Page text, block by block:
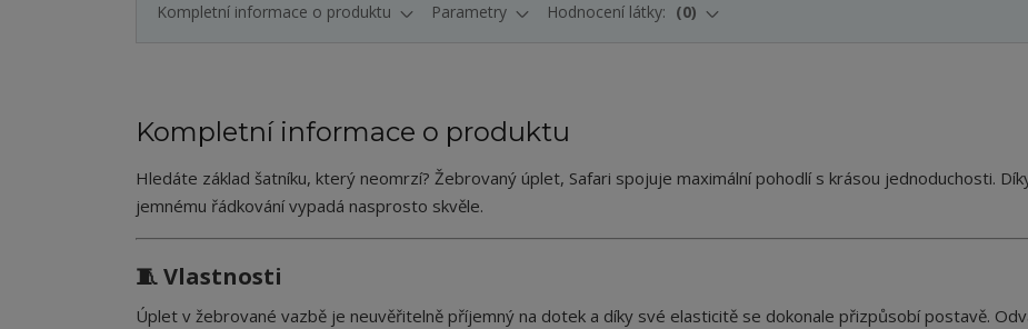
Kompletní informace o produktu Parametry Hodnocení látky: 0
Kompletní informace o produktu
Hledáte základ šatníku, který neomrzí? Žebrovaný úplet, Safari spojuje maximální pohodlí s krásou jednoduchosti.
jemnému řádkování vypadá nasprosto skvěle.
🧵 Vlastnosti
Úplet v žebrované vazbě je neuvěřitelně příjemný na dotek a díky své elasticitě se dokonale přizpůsobí postavě.